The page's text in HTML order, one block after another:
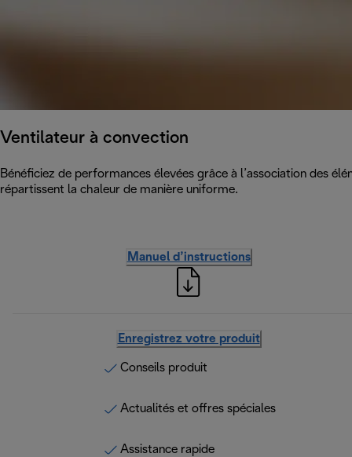
Ventilateur à convection
Bénéficiez de performances élevées grâce à l’association des
répartissent la chaleur de manière uniforme.
Manuel d’instructions
Enregistrez votre produit
Conseils produit
Actualités et offres spéciales
Assistance rapide